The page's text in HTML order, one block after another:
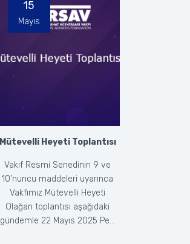
Mütevelli Heyeti Toplantısı
Vakıf Resmi Senedinin 9 ve
10’nuncu maddeleri uyarınca
Vakfımız Mütevelli Heyeti
Olağan toplantısı aşağıdaki
gündemle 22 Mayıs 2025 Pe...
15
Mayıs